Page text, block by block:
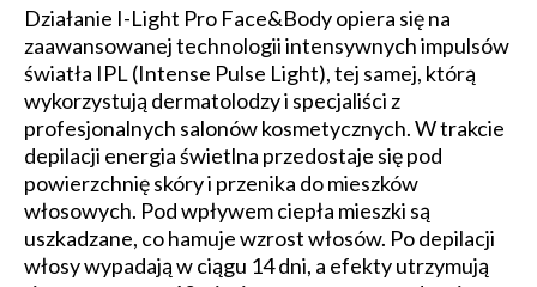
Działanie I-Light Pro Face&Body opiera się na
zaawansowanej technologii intensywnych impulsów
światła IPL (Intense Pulse Light), tej samej, którą
wykorzystują dermatolodzy i specjaliści z
profesjonalnych salonów kosmetycznych. W trakcie
depilacji energia świetlna przedostaje się pod
powierzchnię skóry i przenika do mieszków
włosowych. Pod wpływem ciepła mieszki są
uszkadzane, co hamuje wzrost włosów. Po depilacji
włosy wypadają w ciągu 14 dni, a efekty utrzymują